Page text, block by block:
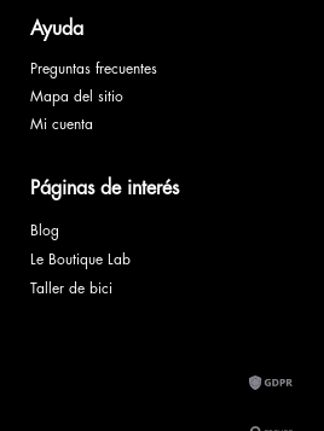
Ayuda
Preguntas frecuentes
Mapa del sitio
Mi cuenta
Páginas de interés
Blog
Le Boutique Lab
Taller de bici